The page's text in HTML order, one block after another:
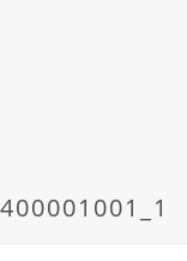
400001001_1